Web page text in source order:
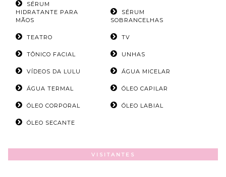
SÉRUM
HIDRATANTE PARA
MÃOS
SÉRUM
SOBRANCELHAS
TEATRO TV
TÔNICO FACIAL UNHAS
VÍDEOS DA LULU ÁGUA MICELAR
ÁGUA TERMAL ÓLEO CAPILAR
ÓLEO CORPORAL ÓLEO LABIAL
ÓLEO SECANTE
VISITANTES